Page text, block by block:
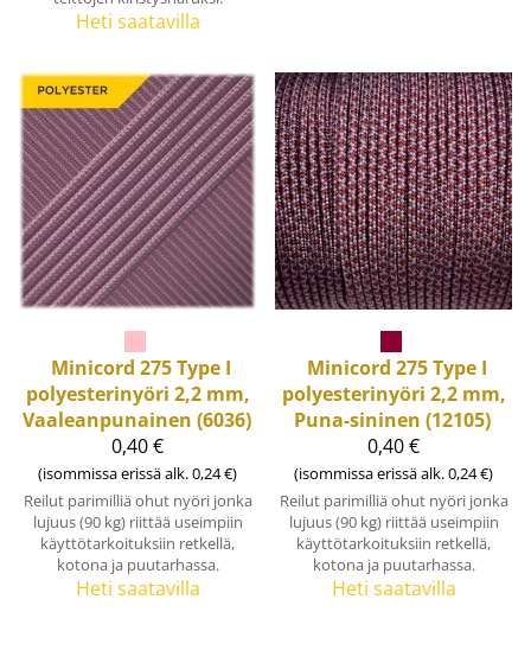
Heti saatavilla
Minicord 275 Type I
polyesterinyöri 2,2 mm,
Vaaleanpunainen (6036)
0,40 €
(isommissa erissä alk. 0,24 €)
Reilut parimilliä ohut nyöri jonka
lujuus (90 kg) riittää useimpiin
käyttötarkoituksiin retkellä,
kotona ja puutarhassa.
Heti saatavilla
Minicord 275 Type I
polyesterinyöri 2,2 mm,
Puna-sininen (12105)
0,40 €
(isommissa erissä alk. 0,24 €)
Reilut parimilliä ohut nyöri jonka
lujuus (90 kg) riittää useimpiin
käyttötarkoituksiin retkellä,
kotona ja puutarhassa.
Heti saatavilla